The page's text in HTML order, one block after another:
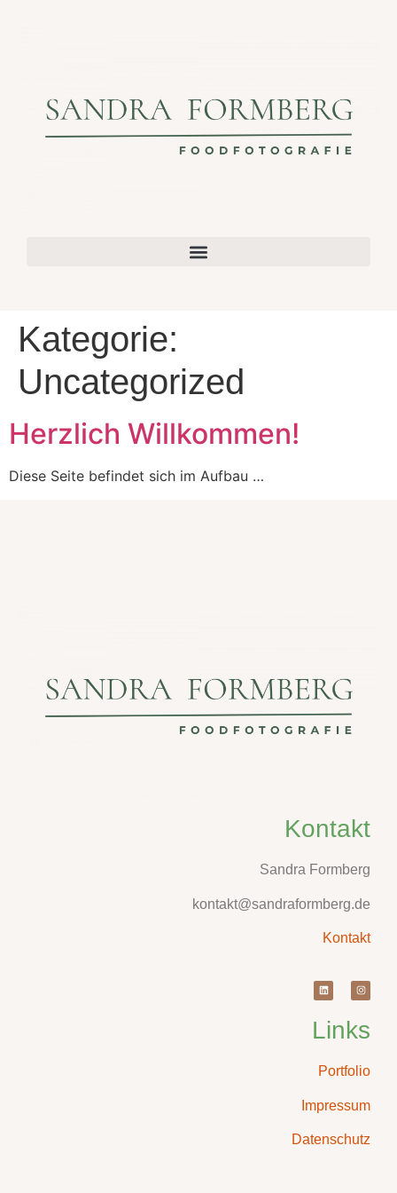
Kategorie:
Uncategorized
Herzlich Willkommen!
Diese Seite befindet sich im Aufbau …
Kontakt
Sandra Formberg
kontakt@sandraformberg.de
Kontakt
Links
Portfolio
Impressum
Datenschutz